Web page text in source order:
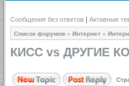
Сообщения без ответов | Активные
Список форумов » Интернет »
КИСС vs ДРУГИЕ